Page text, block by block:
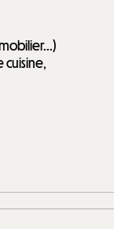
cuisine,